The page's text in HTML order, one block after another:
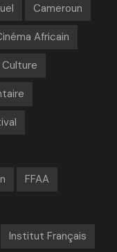
Cameroun
Africain
Culture
FFAA
Institut Français